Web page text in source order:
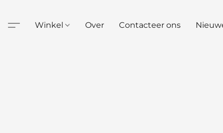
Winkel Over Contacteer ons